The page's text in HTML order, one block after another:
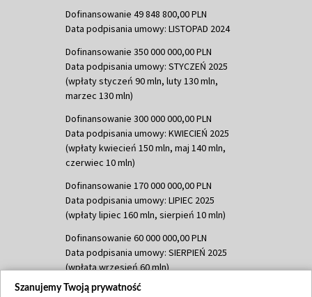
Dofinansowanie 49 848 800,00 PLN
Data podpisania umowy: LISTOPAD 2024
Dofinansowanie 350 000 000,00 PLN
Data podpisania umowy: STYCZEŃ 2025
(wpłaty styczeń 90 mln, luty 130 mln,
marzec 130 mln)
Dofinansowanie 300 000 000,00 PLN
Data podpisania umowy: KWIECIEŃ 2025
(wpłaty kwiecień 150 mln, maj 140 mln,
czerwiec 10 mln)
Dofinansowanie 170 000 000,00 PLN
Data podpisania umowy: LIPIEC 2025
(wpłaty lipiec 160 mln, sierpień 10 mln)
Dofinansowanie 60 000 000,00 PLN
Data podpisania umowy: SIERPIEŃ 2025
(wpłata wrzesień 60 mln)
Dofinansowanie 635 783 051,21 PLN
Szanujemy Twoją prywatność